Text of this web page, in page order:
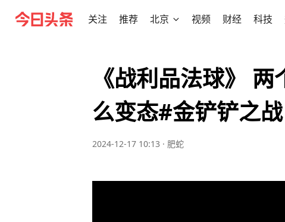
关注 推荐 北京 视频 财经 科技
《战利品法球》
么变态#金铲铲之战
2024-12-17 10:13 · 肥蛇